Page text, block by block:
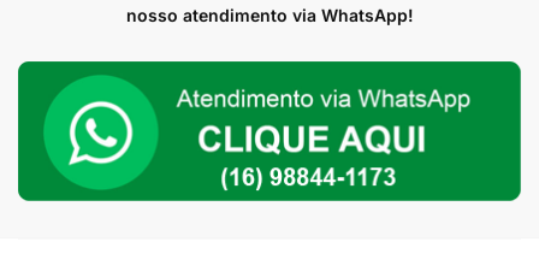
Turbina
quantidade
nosso atendimento via WhatsApp!